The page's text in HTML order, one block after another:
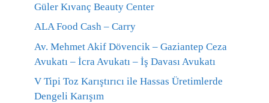
Güler Kıvanç Beauty Center
ALA Food Cash – Carry
Av. Mehmet Akif Dövencik – Gaziantep Ceza
Avukatı – İcra Avukatı – İş Davası Avukatı
V Tipi Toz Karıştırıcı ile Hassas Üretimlerde
Dengeli Karışım